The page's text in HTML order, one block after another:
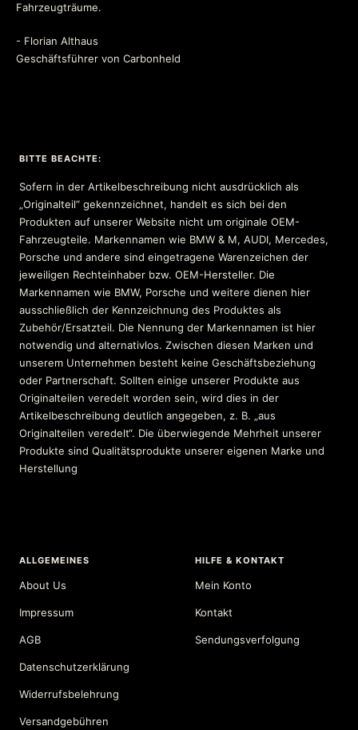
Fahrzeugträume.
- Florian Althaus
Geschäftsführer von Carbonheld
BITTE BEACHTE:
Sofern in der Artikelbeschreibung nicht ausdrücklich als
„Originalteil“ gekennzeichnet, handelt es sich bei den
Produkten auf unserer Website nicht um originale OEM-
Fahrzeugteile. Markennamen wie BMW & M, AUDI, Mercedes,
Porsche und andere sind eingetragene Warenzeichen der
jeweiligen Rechteinhaber bzw. OEM-Hersteller. Die
Markennamen wie BMW, Porsche und weitere dienen hier
ausschließlich der Kennzeichnung des Produktes als
Zubehör/Ersatzteil. Die Nennung der Markennamen ist hier
notwendig und alternativlos. Zwischen diesen Marken und
unserem Unternehmen besteht keine Geschäftsbeziehung
oder Partnerschaft. Sollten einige unserer Produkte aus
Originalteilen veredelt worden sein, wird dies in der
Artikelbeschreibung deutlich angegeben, z. B. „aus
Originalteilen veredelt“. Die überwiegende Mehrheit unserer
Produkte sind Qualitätsprodukte unserer eigenen Marke und
Herstellung
ALLGEMEINES
About Us
Impressum
AGB
Datenschutzerklärung
Widerrufsbelehrung
Versandgebühren
HILFE & KONTAKT
Mein Konto
Kontakt
Sendungsverfolgung